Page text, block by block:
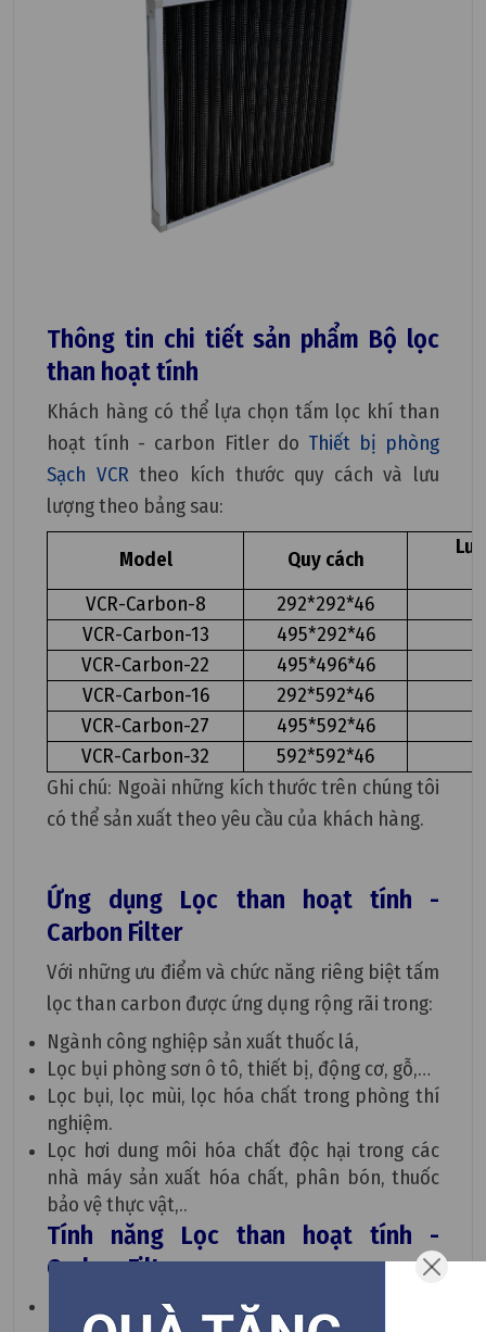
Thông tin chi tiết sản phẩm Bộ lọc
than hoạt tính
Khách hàng có thể lựa chọn tấm lọc khí than
hoạt tính - carbon Fitler do Thiết bị phòng
Sạch VCR theo kích thước quy cách và lưu
lượng theo bảng sau:
Model Quy cách
VCR-Carbon-8
292*292*46
VCR-Carbon-13
495*292*46
VCR-Carbon-22
495*496*46
VCR-Carbon-16
292*592*46
VCR-Carbon-27
495*592*46
VCR-Carbon-32
592*592*46
Ghi chú: Ngoài những kích thước trên chúng tôi
có thể sản xuất theo yêu cầu của khách hàng.
Ứng dụng Lọc than hoạt tính -
Carbon Filter
Với những ưu điểm và chức năng riêng biệt tấm
lọc than carbon được ứng dụng rộng rãi trong:
Ngành công nghiệp sản xuất thuốc lá,
Lọc bụi phòng sơn ô tô, thiết bị, động cơ, gỗ,…
Lọc bụi, lọc mùi, lọc hóa chất trong phòng thí
nghiệm.
Lọc hơi dung môi hóa chất độc hại trong các
nhà máy sản xuất hóa chất, phân bón, thuốc
bảo vệ thực vật,..
Tính năng Lọc than hoạt tính -
Carbon Filter
Hấp thụ mùi hôi